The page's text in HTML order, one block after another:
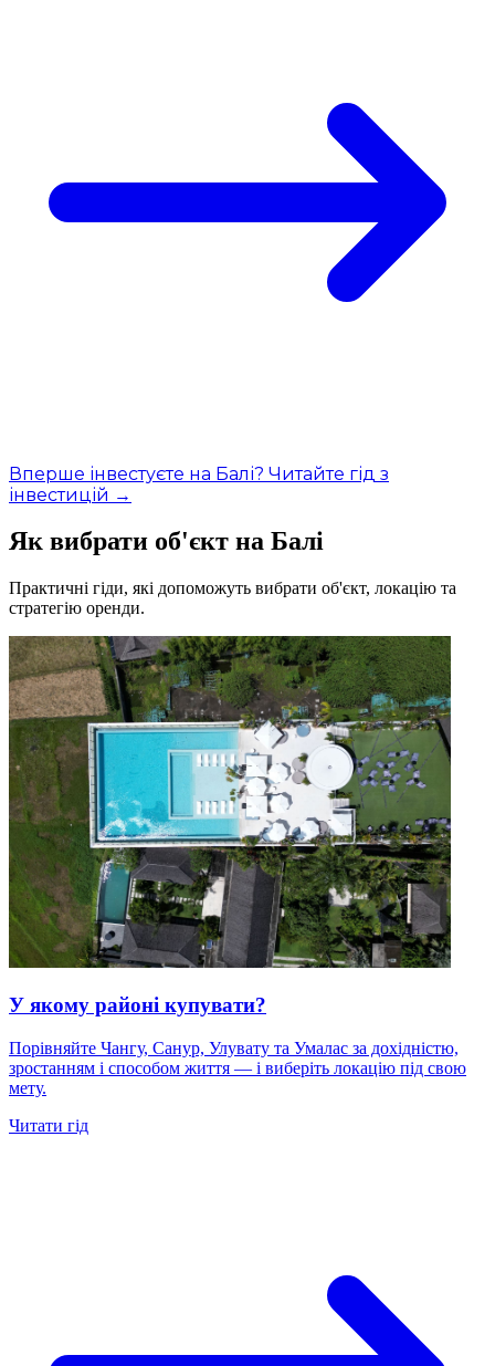
Вперше інвестуєте на Балі? Читайте гід з
інвестицій →
Як вибрати об'єкт на Балі
Практичні гіди, які допоможуть вибрати об'єкт, локацію та
стратегію оренди.
У якому районі купувати?
Порівняйте Чангу, Санур, Улувату та Умалас за дохідністю,
зростанням і способом життя — і виберіть локацію під свою
мету.
Читати гід